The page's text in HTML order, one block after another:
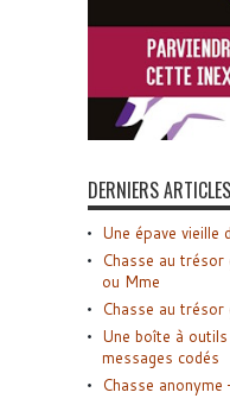
DERNIERS ARTICLES
Une épave vieille
Chasse au
ou Mme
Chasse au
Une boîte à
messages codés
Chasse